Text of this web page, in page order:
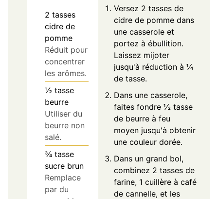
2 tasses
cidre de
pomme
Réduit pour
concentrer
les arômes.
½ tasse
beurre
Utiliser du
beurre non
salé.
¾ tasse
sucre brun
Remplace
par du
Versez 2 tasses de
cidre de pomme dans
une casserole et
portez à ébullition.
Laissez mijoter
jusqu'à réduction à ¼
de tasse.
Dans une casserole,
faites fondre ½ tasse
de beurre à feu
moyen jusqu'à obtenir
une couleur dorée.
Dans un grand bol,
combinez 2 tasses de
farine, 1 cuillère à café
de cannelle, et les